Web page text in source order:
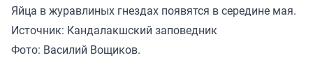
Яйца в журавлиных гнездах появятся в середине мая.
Источник: Кандалакшский заповедник
Фото: Василий Вощиков.